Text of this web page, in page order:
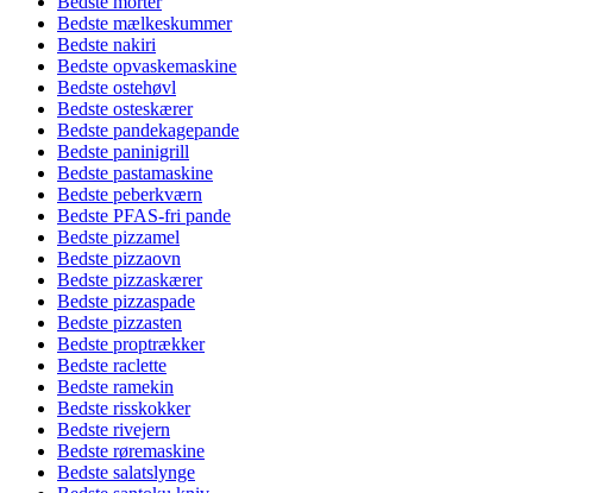
Bedste mælkeskummer
Bedste nakiri
Bedste opvaskemaskine
Bedste ostehøvl
Bedste osteskærer
Bedste pandekagepande
Bedste paninigrill
Bedste pastamaskine
Bedste peberkværn
Bedste PFAS-fri pande
Bedste pizzamel
Bedste pizzaovn
Bedste pizzaskærer
Bedste pizzaspade
Bedste pizzasten
Bedste proptrækker
Bedste raclette
Bedste ramekin
Bedste risskokker
Bedste rivejern
Bedste røremaskine
Bedste salatslynge